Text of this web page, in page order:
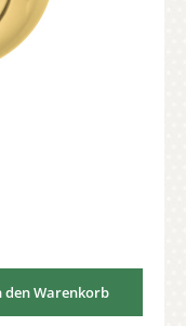
den Warenkorb